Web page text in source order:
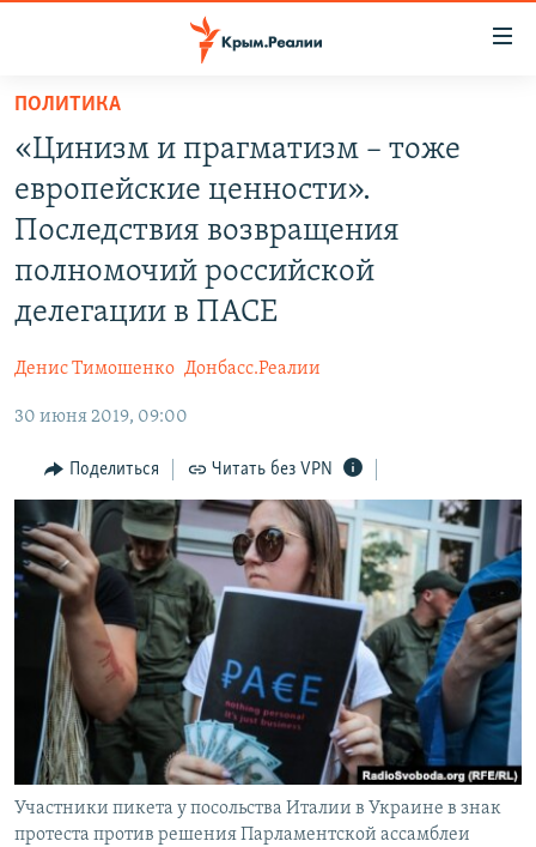
Вернуться
основному
содержанию
Вернутся
главной
навигации
СПЕЦПРОЕКТЫ
КАРТА ВОЕННЫХ ОБЪЕКТОВ КРЫМА
11 ЛЕТ ОККУПАЦИИ КРЫМА. 11 ИСТОРИЙ СОПРОТИВЛЕНИЯ
ВОДА
ЕЩЕ
ТЕЛЕПРОЕКТ КРЫМ.РЕАЛИИ
СОВЕТЫ ПРАВОЗАЩИТНИКОВ
ПРОПАВШИЕ БЕЗ ВЕСТИ
ПОБЕДИТЕЛЕЙ НЕ СУДЯТ?
КРЫМ.НЕПОКОРЕННЫЙ
ELIFBE
УКРАИНСКАЯ ПРОБЛЕМА КРЫМА
ПРИСОЕДИНЯЙТЕСЬ!
Все сайты RFE/RL
ПОЛИТИКА
«Цинизм и прагматизм – тоже
европейские ценности».
Последствия возвращения
полномочий российской
делегации в ПАСЕ
Денис Тимошенко Донбасс.Реалии
30 июня 2019, 09:00
Поделиться Читать без VPN
Участники пикета у посольства Италии в Украине в знак
протеста против решения Парламентской ассамблеи